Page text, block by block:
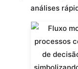
análises